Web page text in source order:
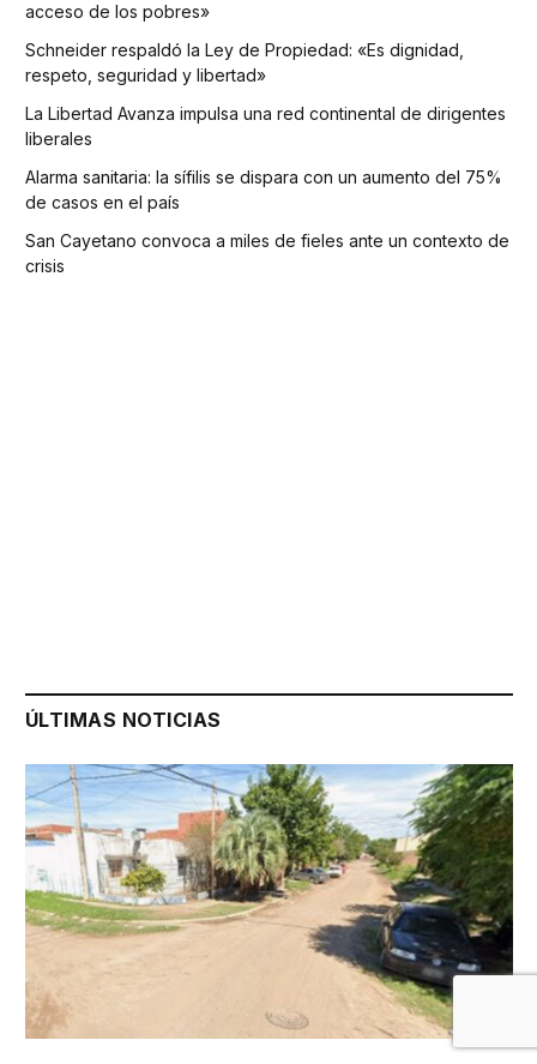
acceso de los pobres»
Schneider respaldó la Ley de Propiedad: «Es dignidad,
respeto, seguridad y libertad»
La Libertad Avanza impulsa una red continental de dirigentes
liberales
Alarma sanitaria: la sífilis se dispara con un aumento del 75%
de casos en el país
San Cayetano convoca a miles de fieles ante un contexto de
crisis
ÚLTIMAS NOTICIAS